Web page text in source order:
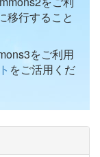
移行すること
をご利用
をご活用くだ